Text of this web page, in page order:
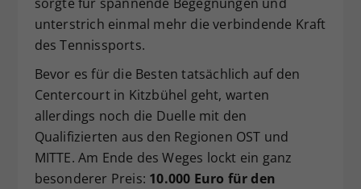
unterstrich einmal mehr die verbindende Kraft
des Tennissports.
Bevor es für die Besten tatsächlich auf den
Centercourt in Kitzbühel geht, warten
allerdings noch die Duelle mit den
Qualifizierten aus den Regionen OST und
MITTE. Am Ende des Weges lockt ein ganz
besonderer Preis: 10.000 Euro für den